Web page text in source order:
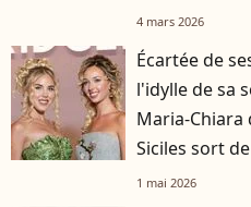
4 mars 2026
Écartée de
l'idylle de sa
Maria-Chiara
Siciles sort
1 mai 2026